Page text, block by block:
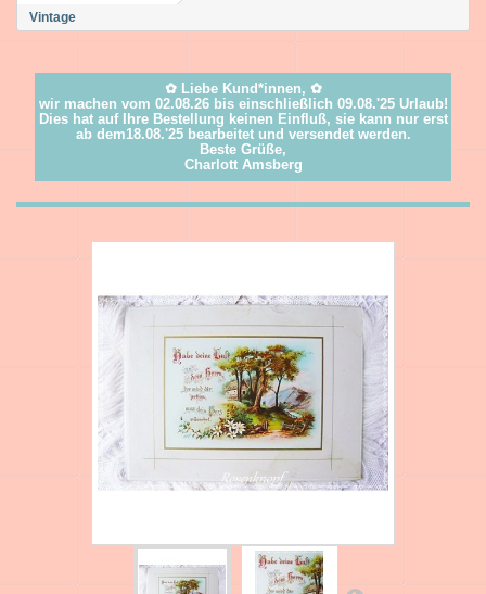
Vintage
✿ Liebe Kund*innen, ✿
wir machen vom 02.08.26 bis einschließlich 09.08.'25 Urlaub!
Dies hat auf Ihre Bestellung keinen Einfluß, sie kann nur erst
ab dem18.08.'25 bearbeitet und versendet werden.
Beste Grüße,
Charlott Amsberg